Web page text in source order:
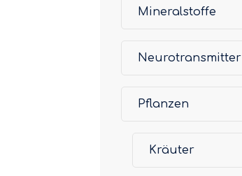
Mineralstoffe
Neurotransmitter
Pflanzen
Kräuter